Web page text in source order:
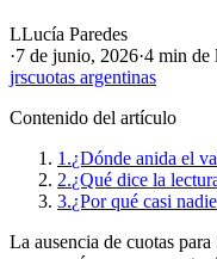
LLucía Paredes
·7 de junio, 2026·4 min de
jrscuotas argentinas
Contenido del artículo
1.¿Dónde anida el
2.¿Qué dice la
3.¿Por qué casi
La ausencia de cuotas